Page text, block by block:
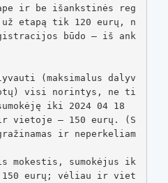
ir be išankstinės reg
etapą tik 120 eurų, n
būdo – iš ank
(maksimalus dalyv
visi norintys, ne ti
iki 2024 04 18
vietoje – 150 eurų. (S
ir neperkeliam
mokestis, sumokėjus ik
eurų; vėliau ir viet